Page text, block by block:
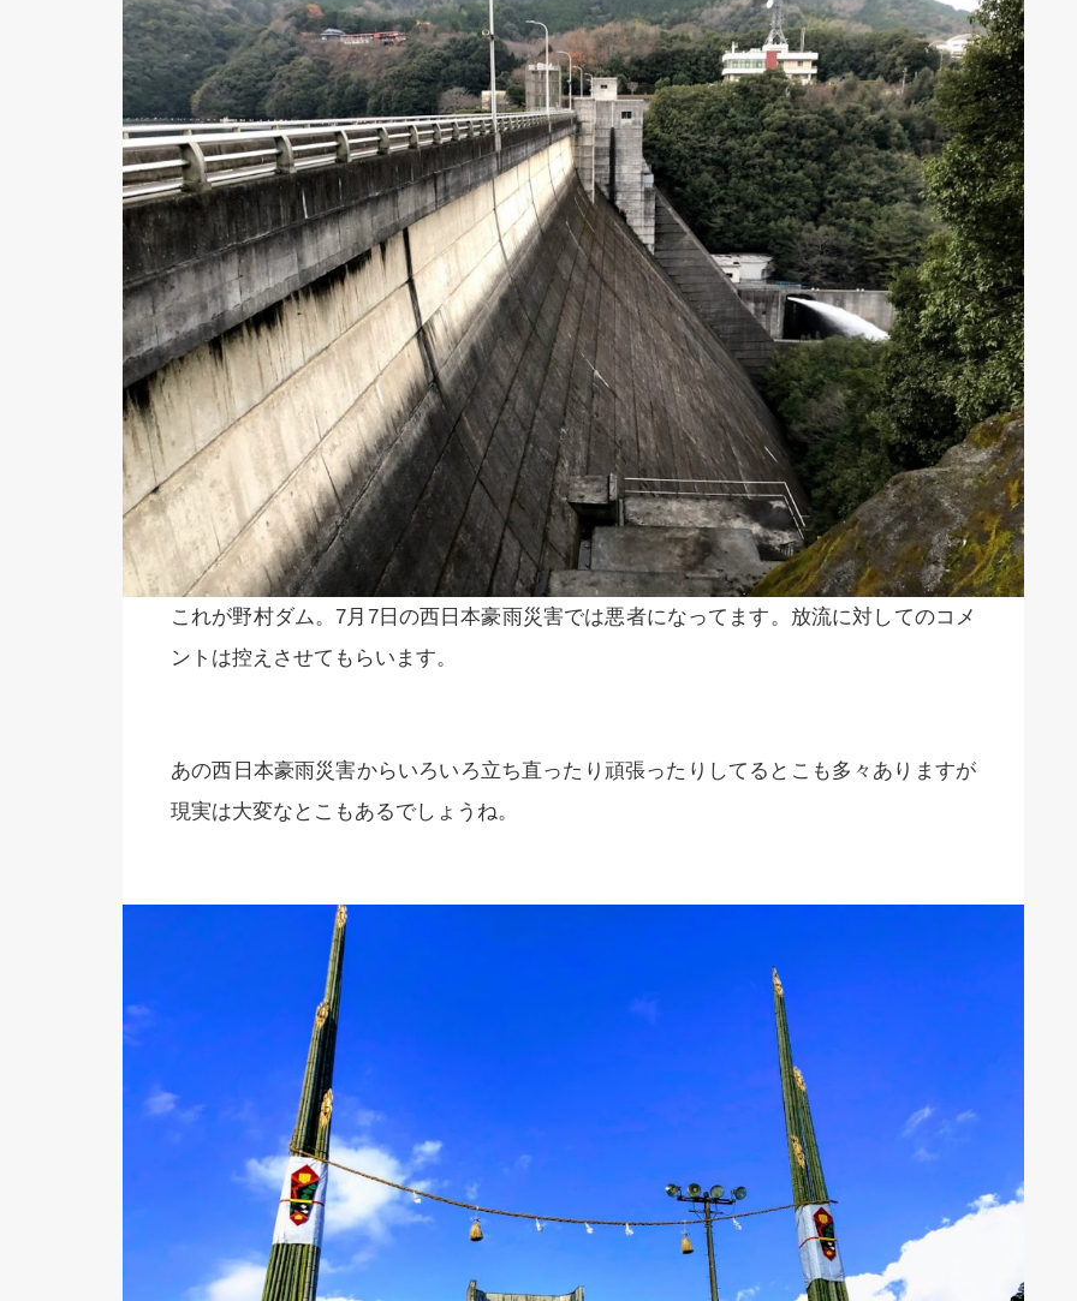
これが野村ダム。7月7日の西日本豪雨災害では悪者になってます。放流に対してのコメ
ントは控えさせてもらいます。
あの西日本豪雨災害からいろいろ立ち直ったり頑張ったりしてるとこも多々ありますが
現実は大変なとこもあるでしょうね。